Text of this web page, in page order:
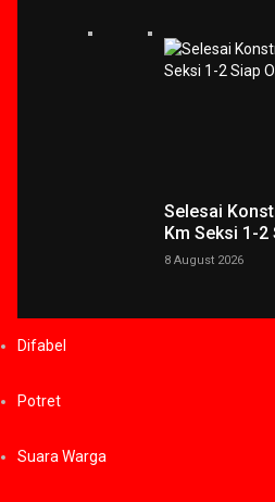
Selesai
Km Seksi 1-2
8 August 2026
Difabel
Potret
Suara Warga